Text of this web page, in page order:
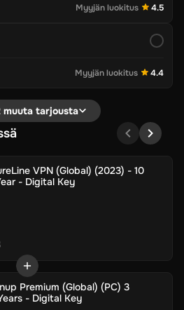
Myyjän luokitus 4.5
Myyjän luokitus 4.4
muuta tarjousta
VPN (Global) (2023) - 10
- Digital Key
Premium (Global) (PC) 3
- Digital Key